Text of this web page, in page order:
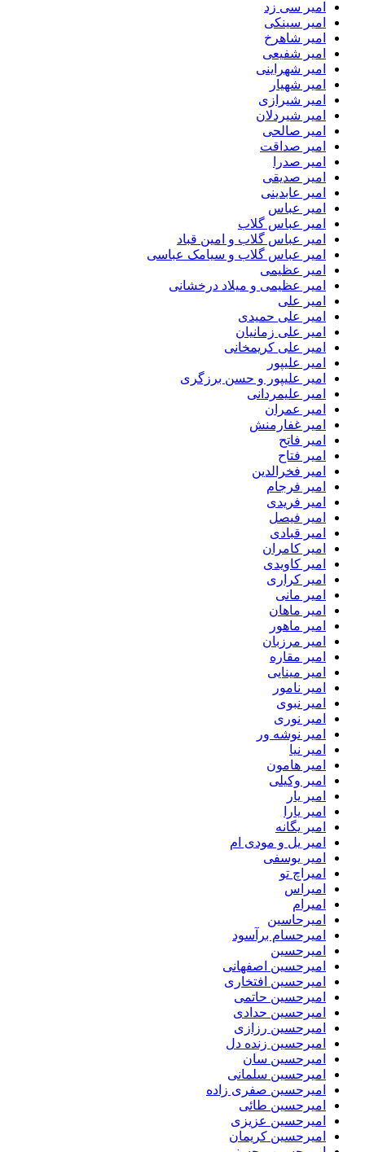
امیر سی زد
امیر سینکی
امیر شاهرخ
امیر شفیعی
امیر شهراینی
امیر شهیار
امیر شیرازی
امیر شیردلان
امیر صالحی
امیر صداقت
امیر صدرا
امیر صدیقی
امیر عابدینی
امیر عباس
امیر عباس گلاب
امیر عباس گلاب و امین قباد
امیر عباس گلاب و سیامک عباسی
امیر عظیمی
امیر عظیمی و میلاد درخشانی
امیر علی
امیر علی حمیدی
امیر علی زمانیان
امیر علی کریمخانی
امیر علیپور
امیر علیپور و حسن برزگری
امیر علیمردانی
امیر عمران
امیر غفارمنش
امیر فاتح
امیر فتاح
امیر فخرالدین
امیر فرجام
امیر فریدی
امیر فیصل
امیر قبادی
امیر کامران
امیر کاویدی
امیر کراری
امیر مانی
امیر ماهان
امیر ماهور
امیر مرزبان
امیر مقاره
امیر مینایی
امیر نامور
امیر نبوی
امیر نوری
امیر نوشه ور
امیر نیا
امیر هامون
امیر وکیلی
امیر یار
امیر یارا
امیر یگانه
امیر یل و مودی ام
امیر یوسفی
امیراچ تو
امیراس
امیرام
امیرحاسین
امیرحسام برآسود
امیرحسین
امیرحسین اصفهانی
امیرحسین افتخاری
امیرحسین حاتمی
امیرحسین حدادی
امیرحسین رزازی
امیرحسین زنده دل
امیرحسین سان
امیرحسین سلمانی
امیرحسین صفری زاده
امیرحسین طائی
امیرحسین عزیزی
امیرحسین کریمان